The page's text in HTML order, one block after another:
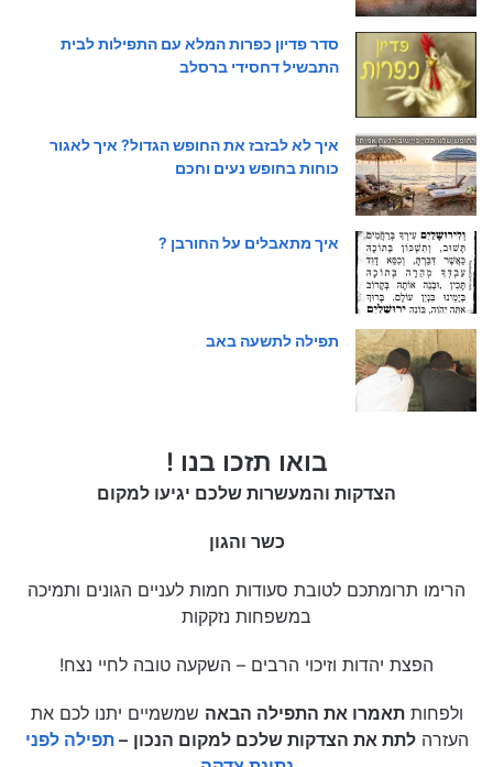
סדר פדיון כפרות המלא עם התפילות לבית
התבשיל דחסידי ברסלב
איך לא לבזבז את החופש הגדול? איך לאגור
כוחות בחופש נעים וחכם
איך מתאבלים על החורבן ?
תפילה לתשעה באב
בואו תזכו בנו !
הצדקות והמעשרות שלכם יגיעו למקום
כשר והגון
הרימו תרומתכם לטובת סעודות חמות לעניים הגונים ותמיכה
במשפחות נזקקות
הפצת יהדות וזיכוי הרבים – השקעה טובה לחיי נצח!
ולפחותתאמרו את התפילה הבאה שמשמיים יתנו לכם את
העזרהלתת את הצדקות שלכם למקום הנכון –תפילה לפני